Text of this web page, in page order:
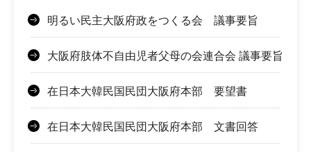
明るい民主大阪府政をつくる会 議事要旨
大阪府肢体不自由児者父母の会連合会 議事要旨
在日本大韓民国民団大阪府本部 要望書
在日本大韓民国民団大阪府本部 文書回答